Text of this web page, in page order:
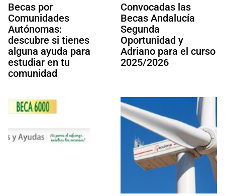
Becas por
Comunidades
Autónomas:
descubre si tienes
alguna ayuda para
estudiar en tu
comunidad
Convocadas las
Becas Andalucía
Segunda
Oportunidad y
Adriano para el curso
2025/2026